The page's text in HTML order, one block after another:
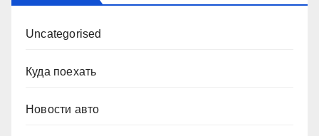
Uncategorised
Куда поехать
Новости авто